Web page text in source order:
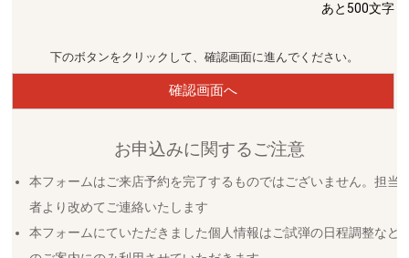
あと500文字
下のボタンをクリックして、確認画面に進んでください。
確認画面へ
お申込みに関するご注意
本フォームはご来店予約を完了するものではございません。担当
者より改めてご連絡いたします
本フォームにていただきました個人情報はご試弾の日程調整など